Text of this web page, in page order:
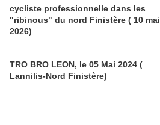
cycliste professionnelle dans les
"ribinous" du nord Finistère ( 10 mai
2026)
TRO BRO LEON, le 05 Mai 2024 (
Lannilis-Nord Finistère)